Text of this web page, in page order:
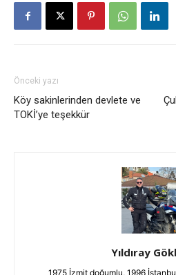
Önceki yazı
Köy sakinlerinden devlete ve
TOKİ’ye teşekkür
Yıldıray
1975 İzmit doğumlu, 1996